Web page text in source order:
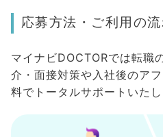
応募方法・ご利用の
マイナビDOCTORでは転職
介・面接対策や入社後のア
料でトータルサポートいたし